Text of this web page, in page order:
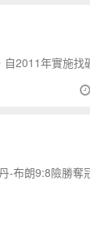
2011年實施找
-布朗9:8險勝奪